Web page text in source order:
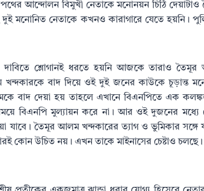
আন্দোলন বিমুখী নেতাকে মনোনয়ন চিঠি দেয়াটাও
মনোনিত নেতাকে কখনও কারাগারে যেতে হয়নি।
দাবিতে শ্লোগানই ধরতে হয়নি আজকে তারাও
বাদ দিয়ে ওই দুই জনের কাউকে চূড়ান্ত
বাদ দেয়া হয় তাহলে এখানে বিএনপিতে এক
বিএনপি মুল্যায়ন করে না। আর ওই দুজনের মধ্যে
যাবে। তৈমূর আলম খন্দকারের ত্যাগ ও ভুমিকার সঙ্গে
কোন উচিত নয়। এখন তাকে মাইনাসের চেষ্টাও